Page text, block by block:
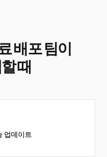
배포 팀이
때
업데이트